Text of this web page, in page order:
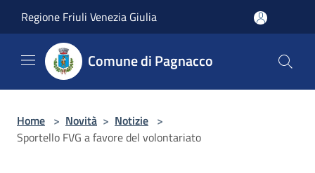
Regione Friuli Venezia Giulia
Comune di Pagnacco
Home > Novità > Notizie >
Sportello FVG a favore del volontariato